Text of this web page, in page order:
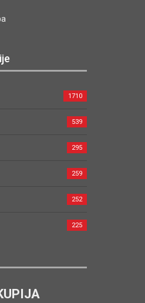
1710
539
295
259
252
225